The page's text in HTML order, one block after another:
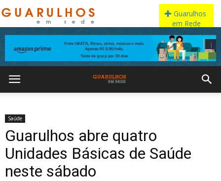
Saúde
Guarulhos abre quatro
Unidades Básicas de Saúde
neste sábado